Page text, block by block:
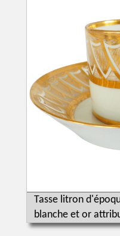
Tasse litron
blanche et or